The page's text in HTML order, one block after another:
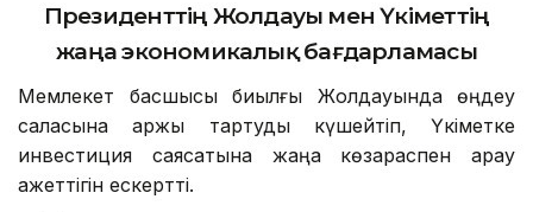
Президенттің Жолдауы мен Үкіметтің
жаңа экономикалық бағдарламасы
Мемлекет басшысы биылғы Жолдауында өңдеу
саласына қаржы тартуды күшейтіп, Үкіметке
инвестиция саясатына жаңа көзқараспен қарау
қажеттігін ескертті.